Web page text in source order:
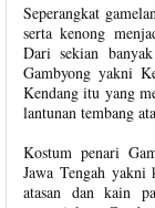
Seperangkat
serta kenong
Dari sekian
Gambyong yakni
Kendang itu yang
lantunan tembang
Kostum penari
Jawa Tengah yakni
atasan dan kain